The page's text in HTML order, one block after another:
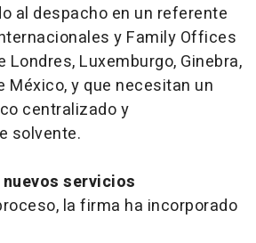
al despacho en un referente
y Family Offices
Londres, Luxemburgo, Ginebra,
México, y que necesitan un
centralizado y
solvente.
servicios
la firma ha incorporado